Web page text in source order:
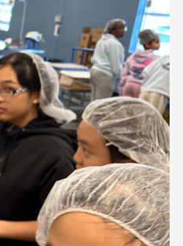
跨業合作協進會第二屆第一次會員
大會於6月5日下午7時，在台北校
園D508室舉行，本校潘伯申研發
長、 ...